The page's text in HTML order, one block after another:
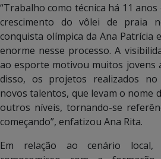
“Trabalho como técnica há 11
crescimento do vôlei de praia
conquista olímpica da Ana Patrícia
enorme nesse processo. A
ao esporte motivou muitos jovens
disso, os projetos realizados
novos talentos, que levam o nome
outros níveis, tornando-se
começando”, enfatizou Ana Rita.
Em relação ao cenário